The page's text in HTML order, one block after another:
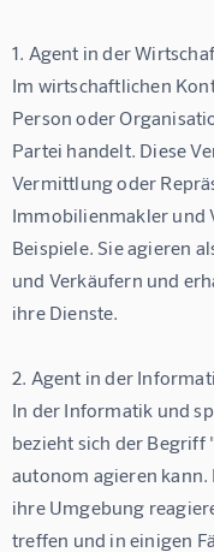
1. Agent in der
Im wirtschaftlichen
Person oder
Partei handelt. Diese
Vermittlung oder
Immobilienmakler und
Beispiele. Sie agieren
und Verkäufern und
ihre Dienste.
2. Agent in der
In der Informatik und
bezieht sich der Begriff
autonom agieren
ihre Umgebung
treffen und in einigen